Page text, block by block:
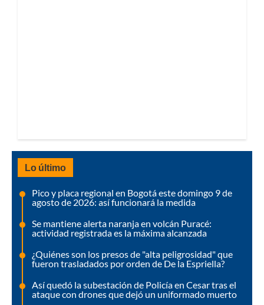
Lo último
Pico y placa regional en Bogotá este domingo 9 de
agosto de 2026: así funcionará la medida
Se mantiene alerta naranja en volcán Puracé:
actividad registrada es la máxima alcanzada
¿Quiénes son los presos de "alta peligrosidad" que
fueron trasladados por orden de De la Espriella?
Así quedó la subestación de Policía en Cesar tras el
ataque con drones que dejó un uniformado muerto